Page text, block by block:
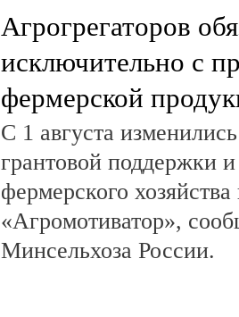
Агрогрегаторов
исключительно с
фермерской
С 1 августа
грантовой поддержки
фермерского хозяйства
«Агромотиватор»,
Минсельхоза России.